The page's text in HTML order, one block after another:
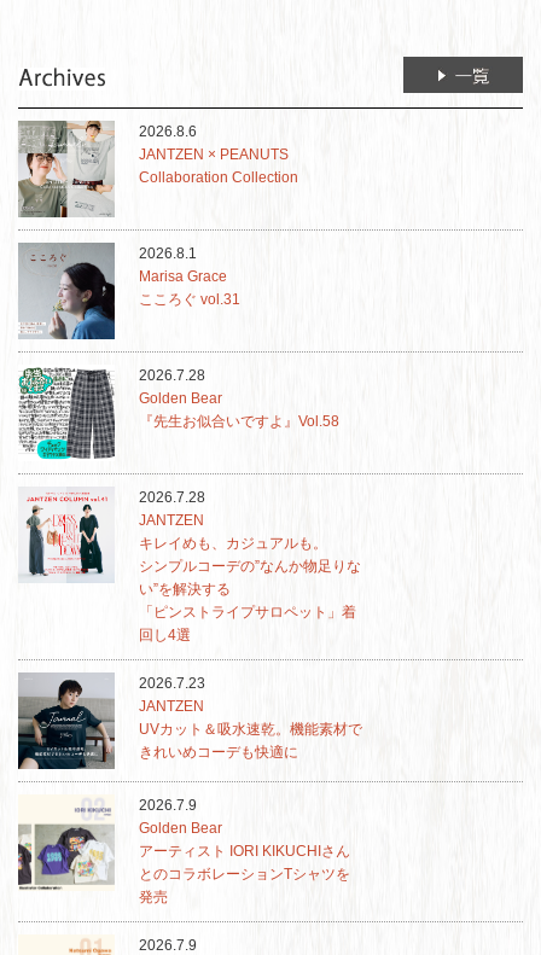
2026.8.6
JANTZEN × PEANUTS
Collaboration Collection
2026.8.1
Marisa Grace
こころぐ vol.31
2026.7.28
Golden Bear
『先生お似合いですよ』Vol.58
2026.7.28
JANTZEN
キレイめも、カジュアルも。
シンプルコーデの”なんか物足りな
い”を解決する
「ピンストライプサロペット」着
回し4選
2026.7.23
JANTZEN
UVカット＆吸水速乾。機能素材で
きれいめコーデも快適に
2026.7.9
Golden Bear
アーティスト IORI KIKUCHIさん
とのコラボレーションTシャツを
発売
2026.7.9